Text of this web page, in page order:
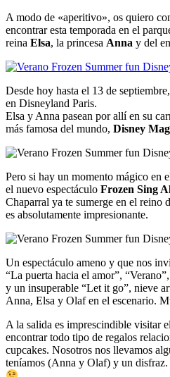
A modo de «aperitivo», os quiero
encontrar esta temporada en el
reina Elsa, la princesa Anna y del
Desde hoy hasta el 13 de
en Disneyland Paris.
Elsa y Anna pasean por allí en su
más famosa del mundo, Disney
Pero si hay un momento mágico en
el nuevo espectáculo Frozen Sing
Chaparral ya te sumerge en el reino
es absolutamente impresionante.
Un espectáculo ameno y que nos
“La puerta hacia el amor”,
y un insuperable “Let it go”, nieve
Anna, Elsa y Olaf en el escenario.
A la salida es imprescindible visitar
encontrar todo tipo de regalos
cupcakes. Nosotros nos llevamos
teníamos (Anna y Olaf) y un